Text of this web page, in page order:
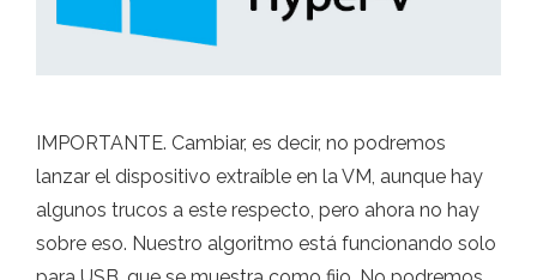
IMPORTANTE. Cambiar, es decir, no podremos
lanzar el dispositivo extraíble en la VM, aunque hay
algunos trucos a este respecto, pero ahora no hay
sobre eso. Nuestro algoritmo está funcionando solo